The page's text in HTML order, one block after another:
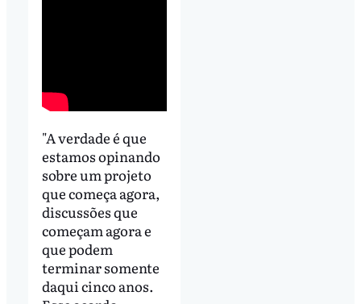
"A verdade é que
estamos opinando
sobre um projeto
que começa agora,
discussões que
começam agora e
que podem
terminar somente
daqui cinco anos.